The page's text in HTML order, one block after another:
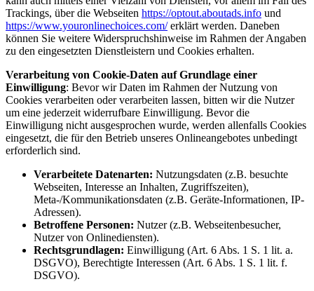
Trackings, über die Webseiten https://optout.aboutads.info und
https://www.youronlinechoices.com/erklärt werden. Daneben
können Sie weitere Widerspruchshinweise im Rahmen der Angaben
zu den eingesetzten Dienstleistern und Cookies erhalten.
Verarbeitung von Cookie-Daten auf Grundlage einer
Einwilligung: Bevor wir Daten im Rahmen der Nutzung von
Cookies verarbeiten oder verarbeiten lassen, bitten wir die Nutzer
um eine jederzeit widerrufbare Einwilligung. Bevor die
Einwilligung nicht ausgesprochen wurde, werden allenfalls Cookies
eingesetzt, die für den Betrieb unseres Onlineangebotes unbedingt
erforderlich sind.
Verarbeitete Datenarten: Nutzungsdaten (z.B. besuchte
Webseiten, Interesse an Inhalten, Zugriffszeiten),
Meta-/Kommunikationsdaten (z.B. Geräte-Informationen, IP-
Adressen).
Betroffene Personen: Nutzer (z.B. Webseitenbesucher,
Nutzer von Onlinediensten).
Rechtsgrundlagen: Einwilligung (Art. 6 Abs. 1 S. 1 lit. a.
DSGVO), Berechtigte Interessen (Art. 6 Abs. 1 S. 1 lit. f.
DSGVO).